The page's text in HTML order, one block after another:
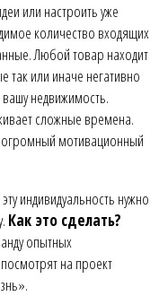
или настроить уже
количество входящих
Любой товар находит
так или иначе негативно
недвижимость.
сложные времена.
огромный мотивационный
индивидуальность нужно
Как это сделать?
опытных
на проект
».